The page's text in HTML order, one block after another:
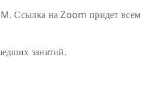
Ссылка на Zoom придет всем
занятий.